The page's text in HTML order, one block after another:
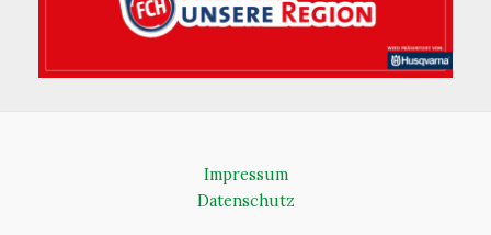
Impressum
Datenschutz